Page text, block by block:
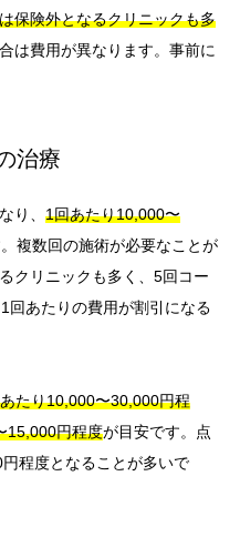
保険外となるクリニックも多
は費用が異なります。事前に
治療
り、 1回あたり10,000〜
複数回の施術が必要なことが
クリニックも多く、5回コー
回あたりの費用が割引になる
たり10,000〜30,000円程
15,000円程度が目安です。点
程度となることが多いで